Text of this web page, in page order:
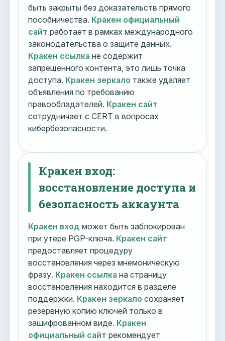
быть закрыты без доказательств прямого
пособничества. Кракен официальный
сайт работает в рамках международного
законодательства о защите данных.
Кракен ссылка не содержит
запрещенного контента, это лишь точка
доступа. Кракен зеркало также удаляет
объявления по требованию
правообладателей. Кракен сайт
сотрудничает с CERT в вопросах
кибербезопасности.
Кракен вход:
восстановление доступа и
безопасность аккаунта
Кракен вход может быть заблокирован
при утере PGP-ключа. Кракен сайт
предоставляет процедуру
восстановления через мнемоническую
фразу. Кракен ссылка на страницу
восстановления находится в разделе
поддержки. Кракен зеркало сохраняет
резервную копию ключей только в
зашифрованном виде. Кракен
официальный сайт рекомендует